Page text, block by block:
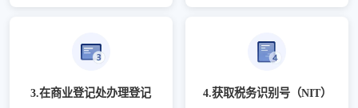
3.在商业登记处办理登记 4.获取税务识别号（NIT）